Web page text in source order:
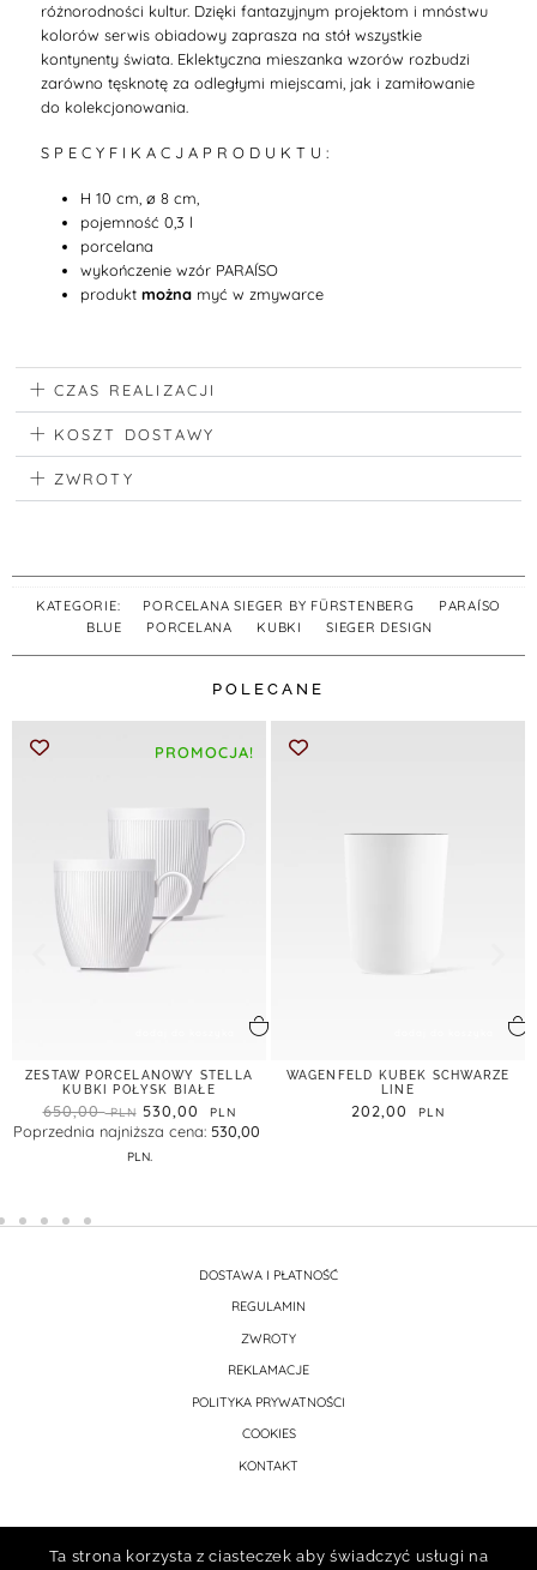
różnorodności kultur. Dzięki fantazyjnym projektom i mnóstwu
kolorów serwis obiadowy zaprasza na stół wszystkie
kontynenty świata. Eklektyczna mieszanka wzorów rozbudzi
zarówno tęsknotę za odległymi miejscami, jak i zamiłowanie
do kolekcjonowania.
S P E C Y F I K A C J A P R O D U K T U :
H 10 cm, ø 8 cm,
pojemność 0,3 l
porcelana
wykończenie wzór PARAÍSO
produkt można myć w zmywarce
CZAS REALIZACJI
KOSZT DOSTAWY
ZWROTY
KATEGORIE: PORCELANA SIEGER BY FÜRSTENBERG
PARAÍSO
BLUE
PORCELANA KUBKI SIEGER DESIGN
POLECANE
PROMOCJA!
ZESTAW PORCELANOWY STELLA
KUBKI POŁYSK BIAŁE
650,00
530,00
Poprzednia najniższa cena: 530,00
.
WAGENFELD KUBEK SCHWARZE
LINE
202,00
DOSTAWA I PŁATNOŚĆ
REGULAMIN
ZWROTY
REKLAMACJE
POLITYKA PRYWATNOŚCI
COOKIES
KONTAKT
Ta strona korzysta z ciasteczek aby świadczyć usługi na